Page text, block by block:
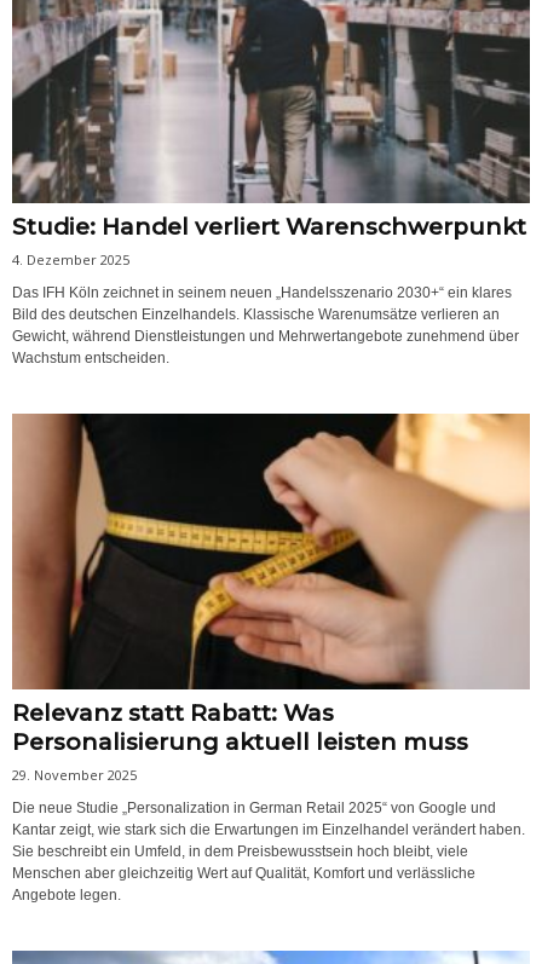
Studie: Handel verliert Warenschwerpunkt
4. Dezember 2025
Das IFH Köln zeichnet in seinem neuen „Handelsszenario 2030+“ ein klares
Bild des deutschen Einzelhandels. Klassische Warenumsätze verlieren an
Gewicht, während Dienstleistungen und Mehrwertangebote zunehmend über
Wachstum entscheiden.
Relevanz statt Rabatt: Was
Personalisierung aktuell leisten muss
29. November 2025
Die neue Studie „Personalization in German Retail 2025“ von Google und
Kantar zeigt, wie stark sich die Erwartungen im Einzelhandel verändert haben.
Sie beschreibt ein Umfeld, in dem Preisbewusstsein hoch bleibt, viele
Menschen aber gleichzeitig Wert auf Qualität, Komfort und verlässliche
Angebote legen.